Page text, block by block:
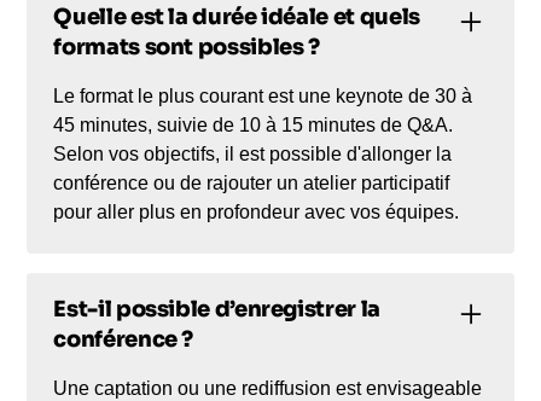
Quelle est la durée idéale et quels
formats sont possibles ?
Le format le plus courant est une keynote de 30 à
45 minutes, suivie de 10 à 15 minutes de Q&A.
Selon vos objectifs, il est possible d'allonger la
conférence ou de rajouter un atelier participatif
pour aller plus en profondeur avec vos équipes.
Est-il possible d’enregistrer la
conférence ?
Une captation ou une rediffusion est envisageable